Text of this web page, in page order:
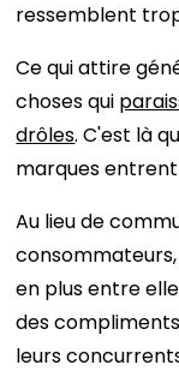
ressemblent
Ce qui attire
choses qui
drôles. C'est là
marques entrent
Au lieu de
en plus entre
des
leurs